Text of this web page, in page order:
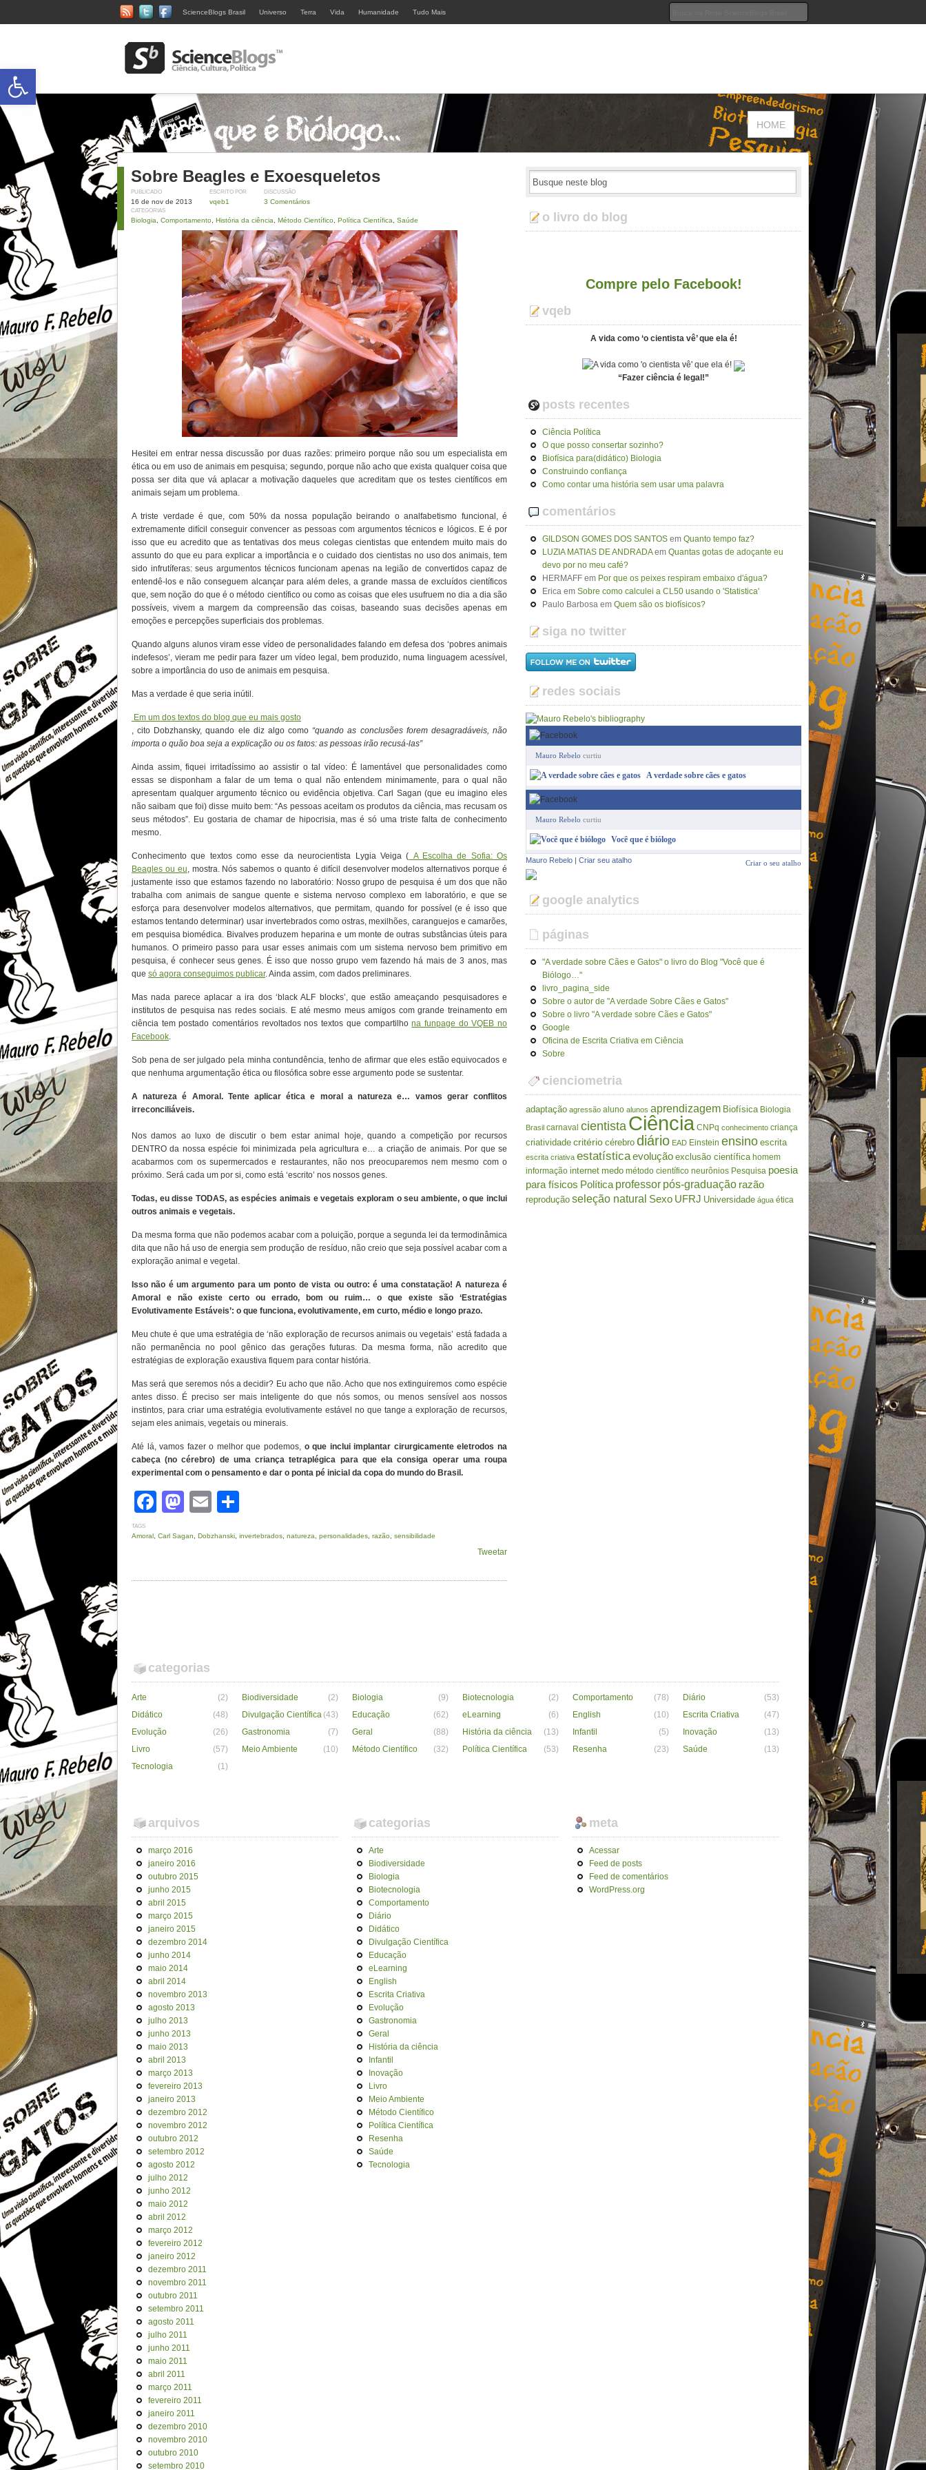
ScienceBlogs Brasil Universo Terra Vida Humanidade Tudo Mais
HOME
Sobre Beagles e Exoesqueletos
PUBLICADO
16 de nov de 2013
ESCRITO POR
vqeb1
DISCUSSÃO
3 Comentários
CATEGORIAS
Biologia Comportamento História da ciência Método Científico Política Científica Saúde
Hesitei em entrar nessa discussão por duas razões: primeiro porque não sou um especialista em
ética ou em uso de animais em pesquisa; segundo, porque não acho que exista qualquer coisa que
possa ser dita que vá aplacar a motivação daqueles que acreditam que os testes científicos em
animais sejam um problema.
A triste verdade é que, com 50% da nossa população beirando o analfabetismo funcional, é
extremamente difícil conseguir convencer as pessoas com argumentos técnicos e lógicos. E é por
isso que eu acredito que as tentativas dos meus colegas cientistas que entendem muito mais do
assunto do que eu para explicar a importância e o cuidado dos cientistas no uso dos animais, tem
sido infrutíferas: seus argumentos técnicos funcionam apenas na legião de convertidos capaz de
entendê-los e não conseguem alcançar para além deles, a grande massa de excluídos científicos
que, sem noção do que é o método científico ou como as coisas que eles usufruem no dia a dia são
possíveis, vivem a margem da compreensão das coisas, baseando suas decisões apenas em
emoções e percepções superficiais dos problemas.
Quando alguns alunos viram esse vídeo de personalidades falando em defesa dos ‘pobres animais
indefesos’, vieram me pedir para fazer um vídeo legal, bem produzido, numa linguagem acessível,
sobre a importância do uso de animais em pesquisa.
Mas a verdade é que seria inútil.
Em um dos textos do blog que eu mais gosto
, cito Dobzhansky, quando ele diz algo como “quando as conclusões forem desagradáveis, não
importa o quão boa seja a explicação ou os fatos: as pessoas irão recusá-las”
Ainda assim, fiquei irritadíssimo ao assistir o tal vídeo: É lamentável que personalidades como
essas se disponham a falar de um tema o qual não entendem minimamente, para o qual não
apresentam qualquer argumento técnico ou evidência objetiva. Carl Sagan (que eu imagino eles
não saibam que foi) disse muito bem: “As pessoas aceitam os produtos da ciência, mas recusam os
seus métodos”. Eu gostaria de chamar de hipocrisia, mas é só uma triste falta de conhecimento
mesmo.
Conhecimento que textos como esse da neurocientista Lygia Veiga ( A Escolha de Sofia: Os
Beagles ou eu, mostra. Nós sabemos o quanto é difícil desenvolver modelos alternativos porque é
justamente isso que estamos fazendo no laboratório: Nosso grupo de pesquisa é um dos que não
trabalha com animais de sangue quente e sistema nervoso complexo em laboratório, e que se
esforça para desenvolver modelos alternativos, que permitam, quando for possível (e é isso que
estamos tentando determinar) usar invertebrados como ostras, mexilhões, caranguejos e camarões,
em pesquisa biomédica. Bivalves produzem heparina e um monte de outras substâncias úteis para
humanos. O primeiro passo para usar esses animais com um sistema nervoso bem primitivo em
pesquisa, é conhecer seus genes. É isso que nosso grupo vem fazendo há mais de 3 anos, mas
que só agora conseguimos publicar. Ainda assim, com dados preliminares.
Mas nada parece aplacar a ira dos ‘black ALF blocks’, que estão ameaçando pesquisadores e
institutos de pesquisa nas redes sociais. E até mesmo meus amigos com grande treinamento em
ciência tem postado comentários revoltados nos textos que compartilhona funpage do VQEB no
Facebook.
Sob pena de ser julgado pela minha contundência, tenho de afirmar que eles estão equivocados e
que nenhuma argumentação ética ou filosófica sobre esse argumento pode se sustentar.
A natureza é Amoral. Tente aplicar ética e moral a natureza e… vamos gerar conflitos
irreconciliáveis.
Nos damos ao luxo de discutir o bem estar animal hoje, quando a competição por recursos
DENTRO da nossa espécie foi minimizada pela agricultura e… a criação de animais. Por que se
acabarmos com os supermercados e restaurantes, não nos preocuparemos nem mesmo com o
próximo. Será cada um por si, como está ‘escrito’ nos nossos genes.
Todas, eu disse TODAS, as espécies animais e vegetais exploram o seu ambiente, o que inclui
outros animais e vegetais.
Da mesma forma que não podemos acabar com a poluição, porque a segunda lei da termodinâmica
dita que não há uso de energia sem produção de resíduo, não creio que seja possível acabar com a
exploração animal e vegetal.
Isso não é um argumento para um ponto de vista ou outro: é uma constatação! A natureza é
Amoral e não existe certo ou errado, bom ou ruim… o que existe são ‘Estratégias
Evolutivamente Estáveis’: o que funciona, evolutivamente, em curto, médio e longo prazo.
Meu chute é que uma estratégia de ‘não exploração de recursos animais ou vegetais’ está fadada a
não permanência no pool gênico das gerações futuras. Da mesma forma, não acredito que
estratégias de exploração exaustiva fiquem para contar história.
Mas será que seremos nós a decidir? Eu acho que não. Acho que nos extinguiremos como espécie
antes disso. É preciso ser mais inteligente do que nós somos, ou menos sensível aos nossos
instintos, para criar uma estratégia evolutivamente estável no que tange a exploração de recursos,
sejam eles animais, vegetais ou minerais.
Até lá, vamos fazer o melhor que podemos, o que inclui implantar cirurgicamente eletrodos na
cabeça (no cérebro) de uma criança tetraplégica para que ela consiga operar uma roupa
experimental com o pensamento e dar o ponta pé inicial da copa do mundo do Brasil.
Facebook
Mastodon
Email
TAGS
Amoral Carl Sagan Dobzhanski invertebrados natureza personalidades razão sensibilidade
Tweetar
o livro do blog
Compre pelo Facebook!
vqeb
A vida como ‘o cientista vê’ que ela é!
“Fazer ciência é legal!”
posts recentes
Ciência Política
O que posso consertar sozinho?
Biofísica para(didático) Biologia
Construindo confiança
Como contar uma história sem usar uma palavra
comentários
GILDSON GOMES DOS SANTOS em Quanto tempo faz?
LUZIA MATIAS DE ANDRADAem Quantas gotas de adoçante eu
devo por no meu café?
HERMAFF em Por que os peixes respiram embaixo d'água?
Erica em Sobre como calculei a CL50 usando o 'Statistica'
Paulo Barbosa em Quem são os biofísicos?
siga no twitter
redes sociais
Mauro Rebelo curtiu
A verdade sobre cães e gatos
Mauro Rebelo curtiu
Você que é biólogo
Criar o seu atalho
Mauro Rebelo | Criar seu atalho
google analytics
páginas
"A verdade sobre Cães e Gatos" o livro do Blog "Você que é
Biólogo…"
livro_pagina_side
Sobre o autor de "A verdade Sobre Cães e Gatos"
Sobre o livro "A verdade sobre Cães e Gatos"
Google
Oficina de Escrita Criativa em Ciência
Sobre
cienciometria
adaptação agressão aluno alunos aprendizagem Biofísica Biologia
Brasil carnaval cientista Ciência CNPq conhecimento criança
criatividade critério cérebro diário EAD Einstein ensino escrita
escrita criativa estatísticaevolução exclusão científica homem
informação internet medo método científico neurônios Pesquisa poesia
para físicos Política professor pós-graduação razão
reprodução seleção natural Sexo UFRJ Universidade água ética
categorias
Arte (2) Biodiversidade (2) Biologia (9) Biotecnologia (2) Comportamento (78) Diário
(53)
Didático
(48) Divulgação Científica (43) Educação (62) eLearning (6) English (10) Escrita Criativa
(47)
Evolução
(26) Gastronomia (7) Geral (88) História da ciência (13) Infantil (5) Inovação
(13)
Livro
(57) Meio Ambiente (10) Método Científico (32) Política Científica (53) Resenha (23) Saúde
(13)
Tecnologia
(1)
arquivos
março 2016
janeiro 2016
outubro 2015
junho 2015
abril 2015
março 2015
janeiro 2015
dezembro 2014
junho 2014
maio 2014
abril 2014
novembro 2013
agosto 2013
julho 2013
junho 2013
maio 2013
abril 2013
março 2013
fevereiro 2013
janeiro 2013
dezembro 2012
novembro 2012
outubro 2012
setembro 2012
agosto 2012
julho 2012
junho 2012
maio 2012
abril 2012
março 2012
fevereiro 2012
janeiro 2012
dezembro 2011
novembro 2011
outubro 2011
setembro 2011
agosto 2011
julho 2011
junho 2011
maio 2011
abril 2011
março 2011
fevereiro 2011
janeiro 2011
dezembro 2010
novembro 2010
outubro 2010
setembro 2010
categorias
Arte
Biodiversidade
Biologia
Biotecnologia
Comportamento
Diário
Didático
Divulgação Científica
Educação
eLearning
English
Escrita Criativa
Evolução
Gastronomia
Geral
História da ciência
Infantil
Inovação
Livro
Meio Ambiente
Método Científico
Política Científica
Resenha
Saúde
Tecnologia
meta
Acessar
Feed de posts
Feed de comentários
WordPress.org
Abrir a barra de ferramentas